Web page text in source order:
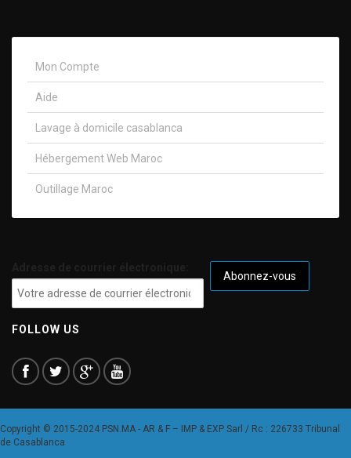
Mon Compte
Aide
Lavage à domicile casablanca
Hébergement Web Maroc
Outillage Maroc
FOLLOW US
Copyright © 2015-2024 PSN.MA - AR & F – IMP & EXP Sarl / Rc : 226733 Tribunal
de Casablanca